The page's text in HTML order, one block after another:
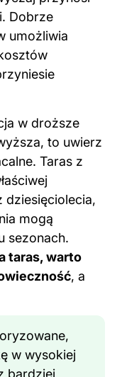
Dobrze
umożliwia
w droższe
to uwierz
Taras z
dziesięciolecia,
mogą
sezonach.
taras, warto
, a
w wysokiej
bardziej